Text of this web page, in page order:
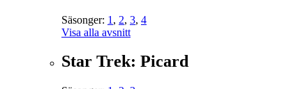
Säsonger: 1 , 2, 3, 4
Visa alla avsnitt
Star Trek: Picard